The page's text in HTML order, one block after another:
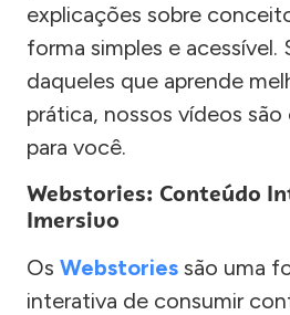
explicações sobre
forma simples e acessível.
daqueles que aprende
prática, nossos vídeos são
para você.
Webstories: Conteúdo
Imersivo
Os Webstories são uma
interativa de consumir